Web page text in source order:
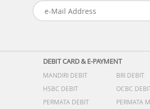
DEBIT CARD & E-PAYMENT
MANDIRI DEBIT
BRI DEBIT
HSBC DEBIT
OCBC
PERMATA DEBIT
PERMATA